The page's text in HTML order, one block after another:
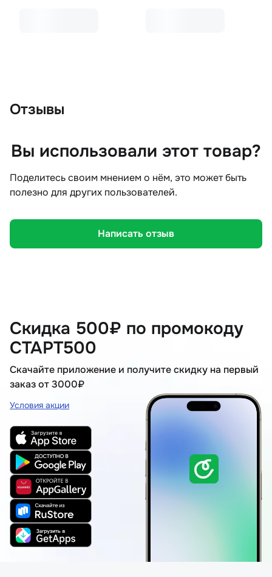
Отзывы
Вы использовали этот товар?
Поделитесь своим мнением о нём, это может быть
полезно для других пользователей.
Написать отзыв
Скидка 500₽ по промокоду
СТАРТ500
Скачайте приложение и получите скидку на первый
заказ от 3000₽
Условия акции